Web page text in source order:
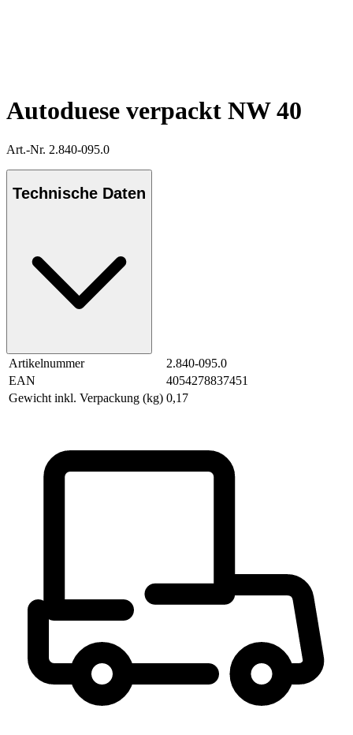
Autoduese verpackt NW 40
Art.-Nr. 2.840-095.0
Technische Daten
Artikelnummer
2.840-095.0
EAN
4054278837451
Gewicht inkl. Verpackung (kg) 0,17